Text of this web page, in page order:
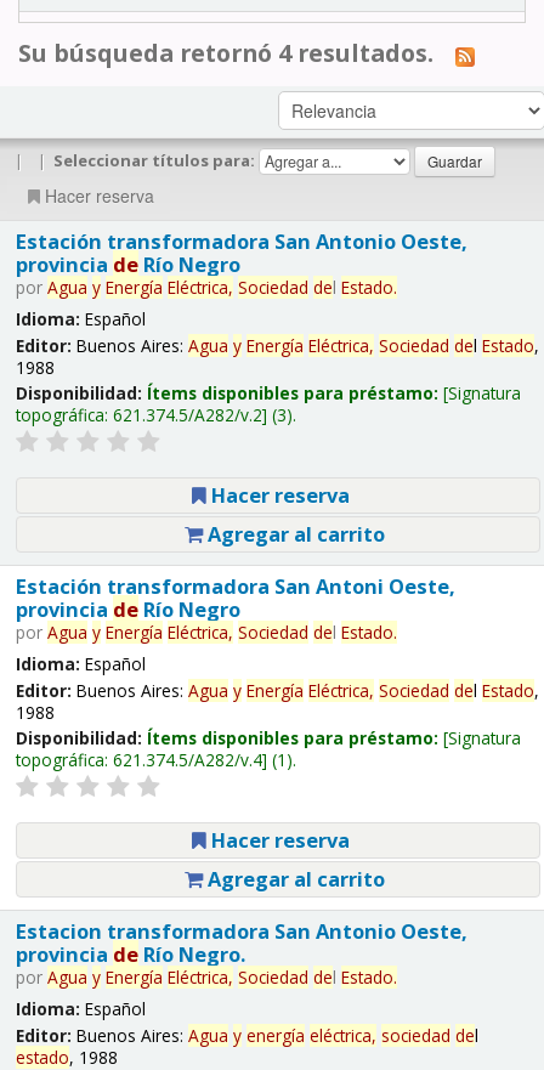
Su búsqueda retornó 4 resultados.
| | Seleccionar títulos para:
Hacer reserva
Estación transformadora San Antonio Oeste,
provincia deRío Negro
por Agua y Energía Eléctrica, Sociedad del Estado.
Idioma: Español
Editor: Buenos Aires: Agua y Energía Eléctrica, Sociedad del Estado,
1988
Disponibilidad: Ítems disponibles para préstamo: Signatura
topográfica: 621.374.5/A282/v.2 (3).
Hacer reserva
Agregar al carrito
Estación transformadora San Antoni Oeste,
provincia deRío Negro
por Agua y Energía Eléctrica, Sociedad del Estado.
Idioma: Español
Editor: Buenos Aires: Agua y Energía Eléctrica, Sociedad del Estado,
1988
Disponibilidad: Ítems disponibles para préstamo: Signatura
topográfica: 621.374.5/A282/v.4 (1).
Hacer reserva
Agregar al carrito
Estacion transformadora San Antonio Oeste,
provincia deRío Negro.
por Agua y Energía Eléctrica, Sociedad del Estado.
Idioma: Español
Editor: Buenos Aires: Agua y energía eléctrica, sociedad del
estado, 1988